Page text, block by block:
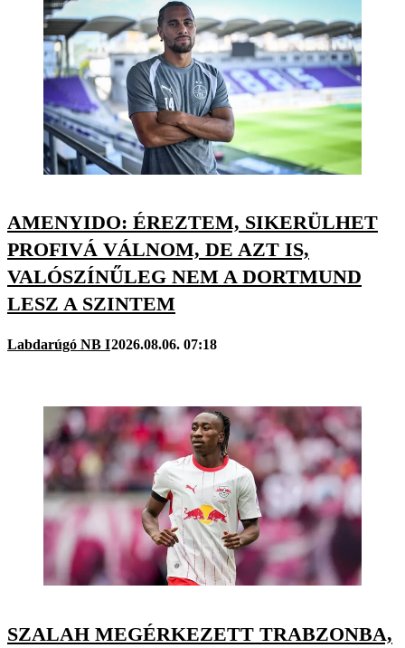
AMENYIDO: ÉREZTEM, SIKERÜLHET
PROFIVÁ VÁLNOM, DE AZT IS,
VALÓSZÍNŰLEG NEM A DORTMUND
LESZ A SZINTEM
Labdarúgó NB I2026.08.06. 07:18
SZALAH MEGÉRKEZETT TRABZONBA,